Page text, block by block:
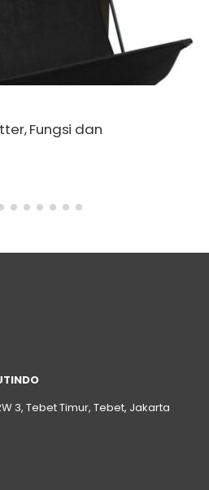
Fungsi dan
3, Tebet Timur, Tebet, Jakarta